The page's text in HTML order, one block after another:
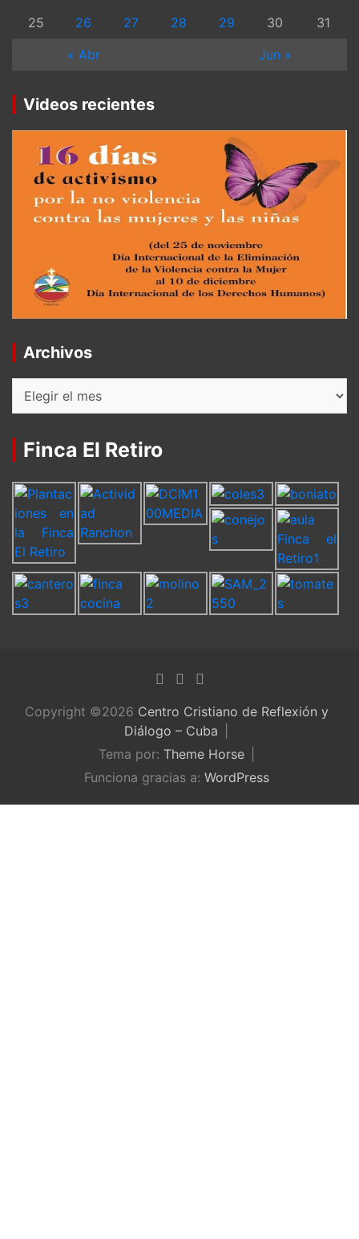
25
26 27 28 29 30
31
« Abr
Jun »
Videos recientes
Archivos
Archivos
Finca El Retiro
Copyright ©2026 Centro Cristiano de Reflexión y
Diálogo – Cuba
Tema por: Theme Horse
Funciona gracias a: WordPress